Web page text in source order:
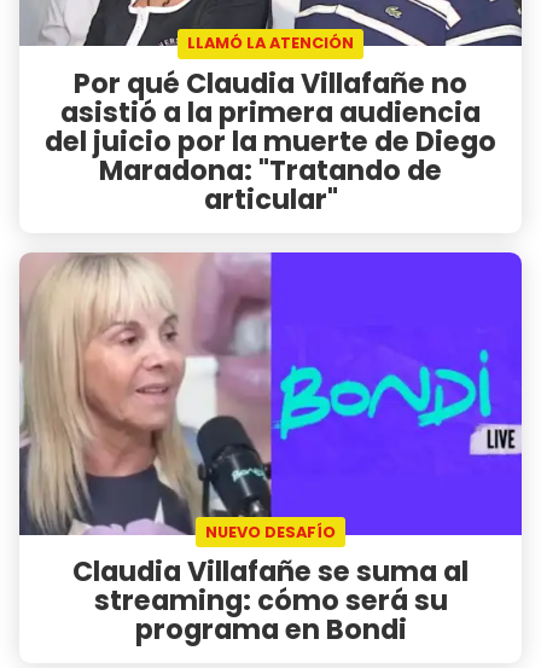
LLAMÓ LA ATENCIÓN
Por qué Claudia Villafañe no
asistió a la primera audiencia
del juicio por la muerte de Diego
Maradona: "Tratando de
articular"
NUEVO DESAFÍO
Claudia Villafañe se suma al
streaming: cómo será su
programa en Bondi